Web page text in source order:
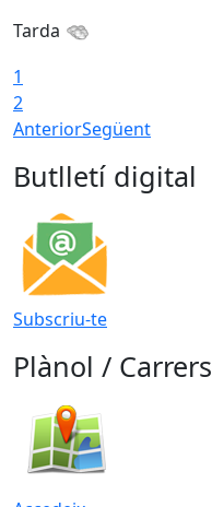
Tarda
1
2
AnteriorSegüent
Butlletí digital
Subscriu-te
Plànol / Carrers